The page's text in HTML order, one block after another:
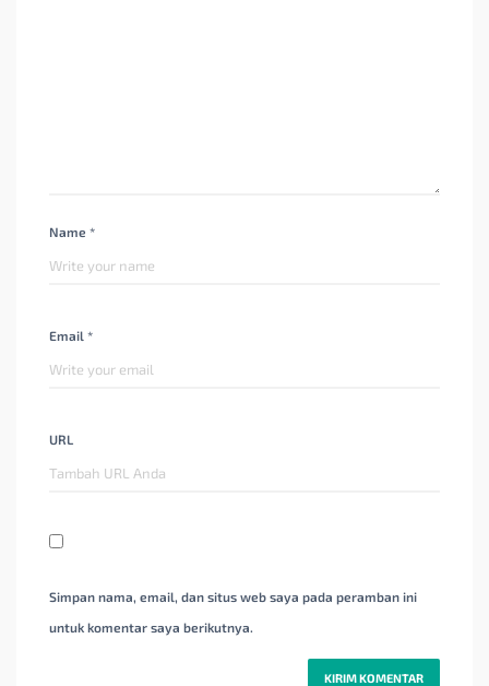
Name *
Email *
URL
Simpan nama, email, dan situs web saya pada peramban ini
untuk komentar saya berikutnya.